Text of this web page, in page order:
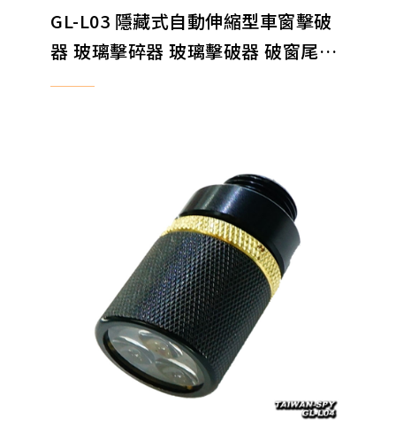
GL-L03 隱藏式自動伸縮型車窗擊破
器 玻璃擊碎器 玻璃擊破器 破窗尾蓋
破窗擊碎器